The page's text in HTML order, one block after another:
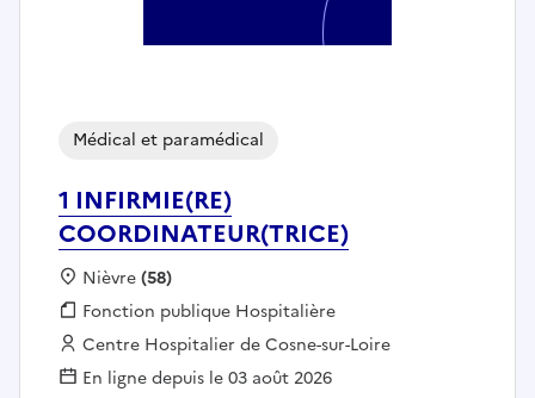
1 INFIRMIE(RE)
COORDINATEUR(TRICE)
Médical et paramédical
Localisation :
Nièvre(58)
Fonction publique :
Fonction publique Hospitalière
Employeur :
Centre Hospitalier de Cosne-sur-Loire
En ligne depuis le 03 août 2026